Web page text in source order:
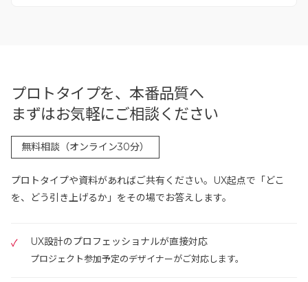
プロトタイプを、本番品質へ
まずはお気軽にご相談ください
無料相談（オンライン30分）
プロトタイプや資料があればご共有ください。
UX起点で「どこ
を、どう引き上げるか」をその場でお答えします。
UX設計のプロフェッショナルが直接対応
プロジェクト参加予定のデザイナーがご対応します。